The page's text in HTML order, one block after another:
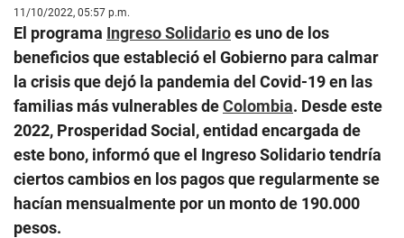
11/10/2022, 05:57 p.m.
El programa Ingreso Solidarioes uno de los
beneficios que estableció el Gobierno para calmar
la crisis que dejó la pandemia del Covid-19 en las
familias más vulnerables deColombia. Desde este
2022, Prosperidad Social, entidad encargada de
este bono, informó que el Ingreso Solidario tendría
ciertos cambios en los pagos que regularmente se
hacían mensualmente por un monto de 190.000
pesos.